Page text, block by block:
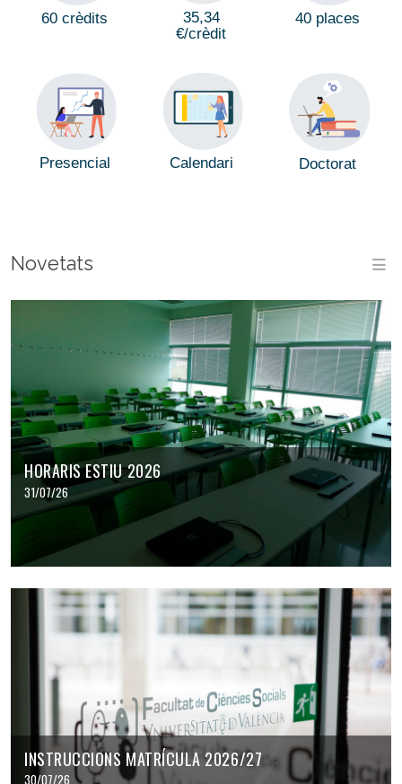
60 crèdits
35,34
€/crèdit
40 places
Presencial Calendari Doctorat
Novetats
HORARIS ESTIU 2026
31/07/26
INSTRUCCIONS MATRÍCULA 2026/27
30/07/26